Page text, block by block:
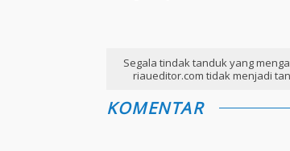
Segala tindak tanduk yang
riaueditor.com tidak menjadi
KOMENTAR